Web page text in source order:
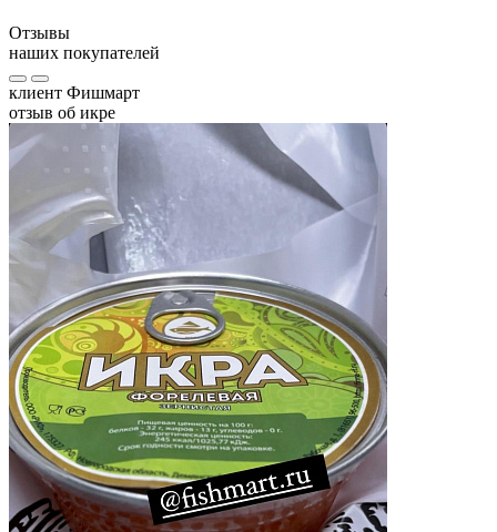
Отзывы
наших покупателей
клиент Фишмарт
отзыв об икре